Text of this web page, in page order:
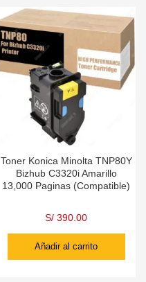
Toner Konica Minolta TNP80Y
Bizhub C3320i Amarillo
13,000 Paginas (Compatible)
S/ 390.00
Añadir al carrito